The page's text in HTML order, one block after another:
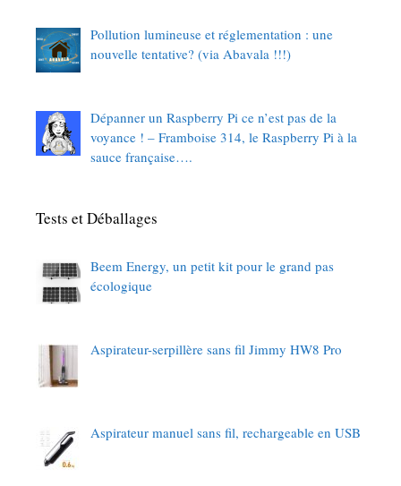
Pollution lumineuse et réglementation : une
nouvelle tentative? (via Abavala !!!)
Dépanner un Raspberry Pi ce n’est pas de la
voyance ! – Framboise 314, le Raspberry Pi à la
sauce française….
Tests et Déballages
Beem Energy, un petit kit pour le grand pas
écologique
Aspirateur-serpillère sans fil Jimmy HW8 Pro
Aspirateur manuel sans fil, rechargeable en USB